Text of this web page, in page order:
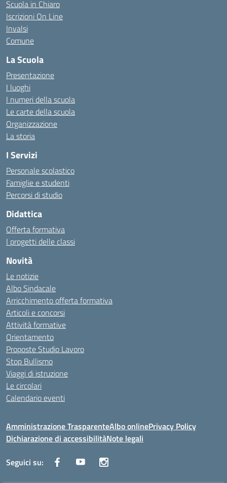
Scuola in Chiaro
Iscrizioni On Line
Invalsi
Comune
La Scuola
Presentazione
I luoghi
I numeri della scuola
Le carte della scuola
Organizzazione
La storia
I Servizi
Personale scolastico
Famiglie e studenti
Percorsi di studio
Didattica
Offerta formativa
I progetti delle classi
Novità
Le notizie
Albo Sindacale
Arricchimento offerta formativa
Articoli e concorsi
Attività formative
Orientamento
Proposte Studio Lavoro
Stop Bullismo
Viaggi di istruzione
Le circolari
Calendario eventi
Amministrazione TrasparenteAlbo onlinePrivacy Policy
Dichiarazione di accessibilitàNote legali
Seguici su: